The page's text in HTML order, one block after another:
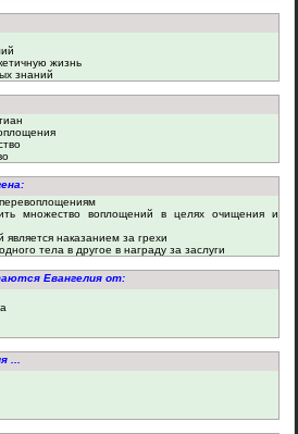
жизнь
знаний
множество воплощений в целях очищения и
наказанием за грехи
тела в другое в награду за заслуги
Евангелия от:
...